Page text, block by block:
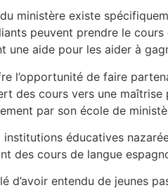
du ministère existe
peuvent prendre le
une aide pour les aider à
l’opportunité de faire
des cours vers une
par son école de
institutions éducatives
des cours de langue
d’avoir entendu de jeunes